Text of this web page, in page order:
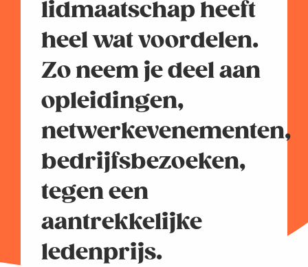
lidmaatschap heeft
heel wat voordelen.
Zo neem je deel aan
opleidingen,
netwerkevenementen,
bedrijfsbezoeken,
tegen een
aantrekkelijke
ledenprijs.